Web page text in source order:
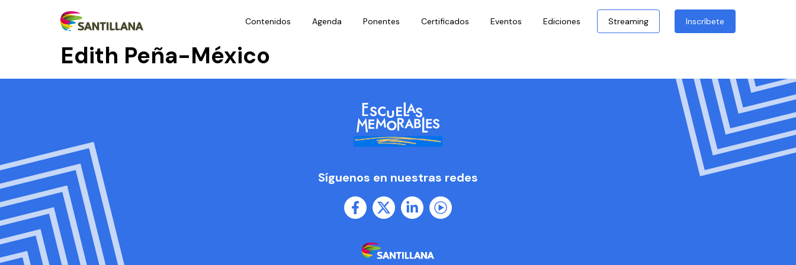
Contenidos Agenda Ponentes Certificados Eventos Ediciones Streaming Inscríbete
Edith Peña-México
Síguenos en nuestras redes